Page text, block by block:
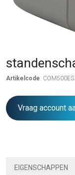
Artikelcode: COM500ES
Vraag account
EIGENSCHAPPEN